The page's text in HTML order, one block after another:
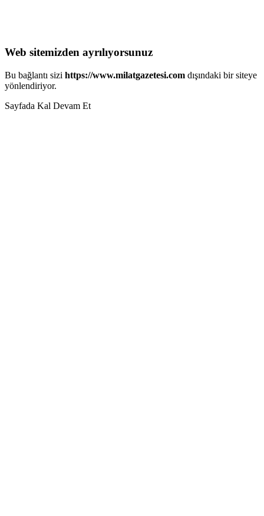
Web sitemizden ayrılıyorsunuz
Bu bağlantı sizi https://www.milatgazetesi.com dışındaki bir siteye
yönlendiriyor.
Sayfada Kal Devam Et